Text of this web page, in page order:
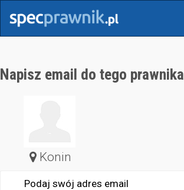
Napisz email do tego prawnika
Konin
Podaj swój adres email